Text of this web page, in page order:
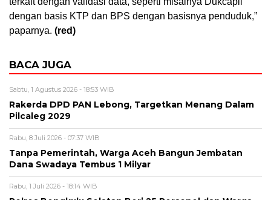
dengan basis KTP dan BPS dengan basisnya penduduk,”
paparnya. (red)
BACA JUGA
Sabtu, 1 Agustus 2026 - 18:53 WIB
Rakerda DPD PAN Lebong, Targetkan Menang Dalam
Pilcaleg 2029
Rabu, 8 Juli 2026 - 07:37 WIB
Tanpa Pemerintah, Warga Aceh Bangun Jembatan
Dana Swadaya Tembus 1 Milyar
Rabu, 1 Juli 2026 - 18:14 WIB